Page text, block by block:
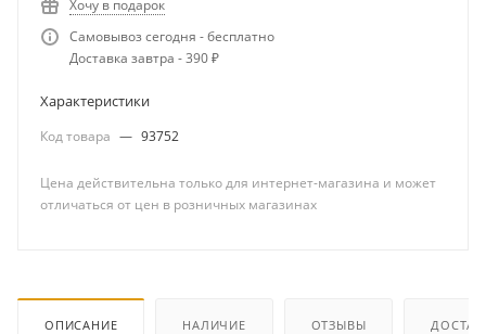
Хочу в подарок
Самовывоз сегодня - бесплатно
Доставка завтра - 390 ₽
Характеристики
Код товара — 93752
Цена действительна только для интернет-магазина и может
отличаться от цен в розничных магазинах
ОПИСАНИЕ НАЛИЧИЕ ОТЗЫВЫ